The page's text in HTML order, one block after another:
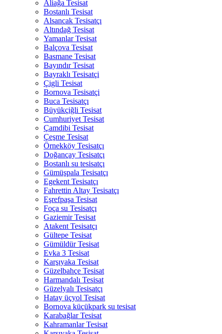
Aliağa Tesisat
Bostanlı Tesisat
Alsancak Tesisatçı
Altındağ Tesisat
Yamanlar Tesisat
Balçova Tesisat
Basmane Tesisat
Bayındır Tesisat
Bayraklı Tesisatçi
Çigli Tesisat
Bornova Tesisatçi
Buca Tesisatçı
Büyükçiğli Tesisat
Cumhuriyet Tesisat
Çamdibi Tesisat
Çeşme Tesisat
Örnekköy Tesisatçı
Doğançay Tesisatçı
Bostanlı su tesisatçı
Gümüşpala Tesisatçı
Egekent Tesisatçı
Fahrettin Altay Tesisatçı
Eşrefpaşa Tesisat
Foça su Tesisatçı
Gaziemir Tesisat
Atakent Tesisatçı
Gültepe Tesisat
Gümüldür Tesisat
Evka 3 Tesisat
Karşıyaka Tesisat
Güzelbahçe Tesisat
Harmandalı Tesisat
Güzelyalı Tesisatçı
Hatay üçyol Tesisat
Bornova küçükpark su tesisat
Karabağlar Tesisat
Kahramanlar Tesisat